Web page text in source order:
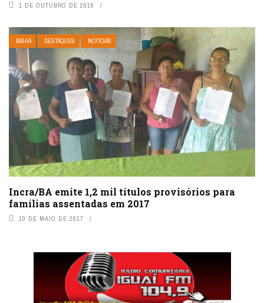
1 DE OUTUBRO DE 2018
BAHIA DESTAQUES NOTÍCIAS
Incra/BA emite 1,2 mil títulos provisórios para
famílias assentadas em 2017
10 DE MAIO DE 2017